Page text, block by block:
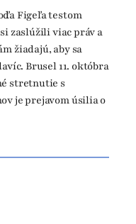
Figeľa testom
zaslúžili viac práv a
žiadajú, aby sa
Brusel 11. októbra
stretnutie s
je prejavom úsilia o